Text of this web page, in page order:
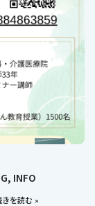
, INFO
きを読む »